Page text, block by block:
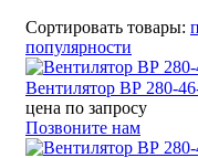
Сортировать товары:
популярности
Вентилятор ВР 280-
цена по запросу
Позвоните нам